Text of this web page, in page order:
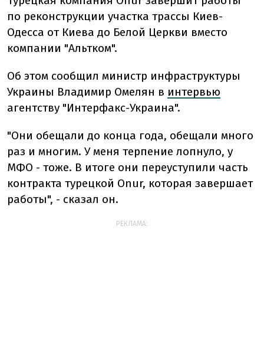
по реконструкции участка трассы Киев-
Одесса от Киева до Белой Церкви вместо
компании "Альтком".
Об этом сообщил министр инфраструктуры
Украины Владимир Омелян в интервью
агентству "Интерфакс-Украина".
"Они обещали до конца года, обещали много
раз и многим. У меня терпение лопнуло, у
МФО - тоже. В итоге они переуступили часть
контракта турецкой Onur, которая завершает
работы", - сказал он.
РЕКЛАМА: